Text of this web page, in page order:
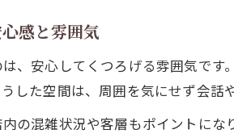
感と雰囲気
、安心してくつろげる雰囲気で
した空間は、周囲を気にせず会話
の混雑状況や客層もポイントに